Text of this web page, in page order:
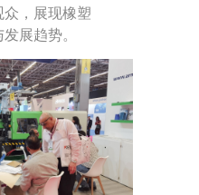
，展现橡塑
展趋势。